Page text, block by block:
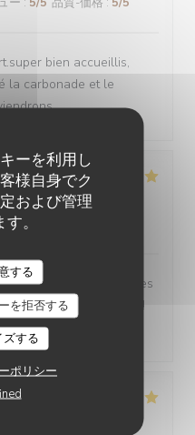
ーを利用し
様自身でク
および管理
。
する
を拒否する
ズする
ポリシー
bien accueillis,
la carbonade et le
ー:
! Une ambiance,des
attentionné et réactif !!